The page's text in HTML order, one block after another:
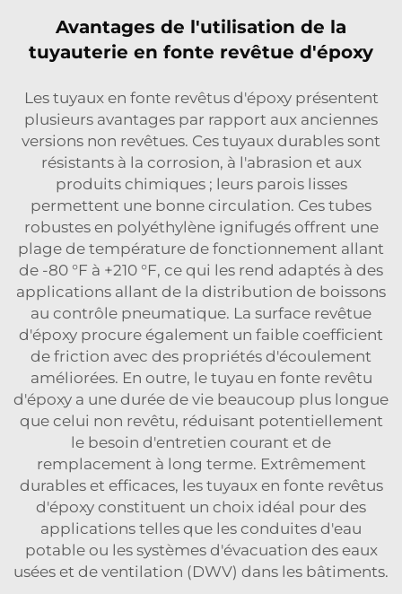
Avantages de l'utilisation de la
tuyauterie en fonte revêtue d'époxy
Les tuyaux en fonte revêtus d'époxy présentent
plusieurs avantages par rapport aux anciennes
versions non revêtues. Ces tuyaux durables sont
résistants à la corrosion, à l'abrasion et aux
produits chimiques ; leurs parois lisses
permettent une bonne circulation. Ces tubes
robustes en polyéthylène ignifugés offrent une
plage de température de fonctionnement allant
de -80 °F à +210 °F, ce qui les rend adaptés à des
applications allant de la distribution de boissons
au contrôle pneumatique. La surface revêtue
d'époxy procure également un faible coefficient
de friction avec des propriétés d'écoulement
améliorées. En outre, le tuyau en fonte revêtu
d'époxy a une durée de vie beaucoup plus longue
que celui non revêtu, réduisant potentiellement
le besoin d'entretien courant et de
remplacement à long terme. Extrêmement
durables et efficaces, les tuyaux en fonte revêtus
d'époxy constituent un choix idéal pour des
applications telles que les conduites d'eau
potable ou les systèmes d'évacuation des eaux
usées et de ventilation (DWV) dans les bâtiments.